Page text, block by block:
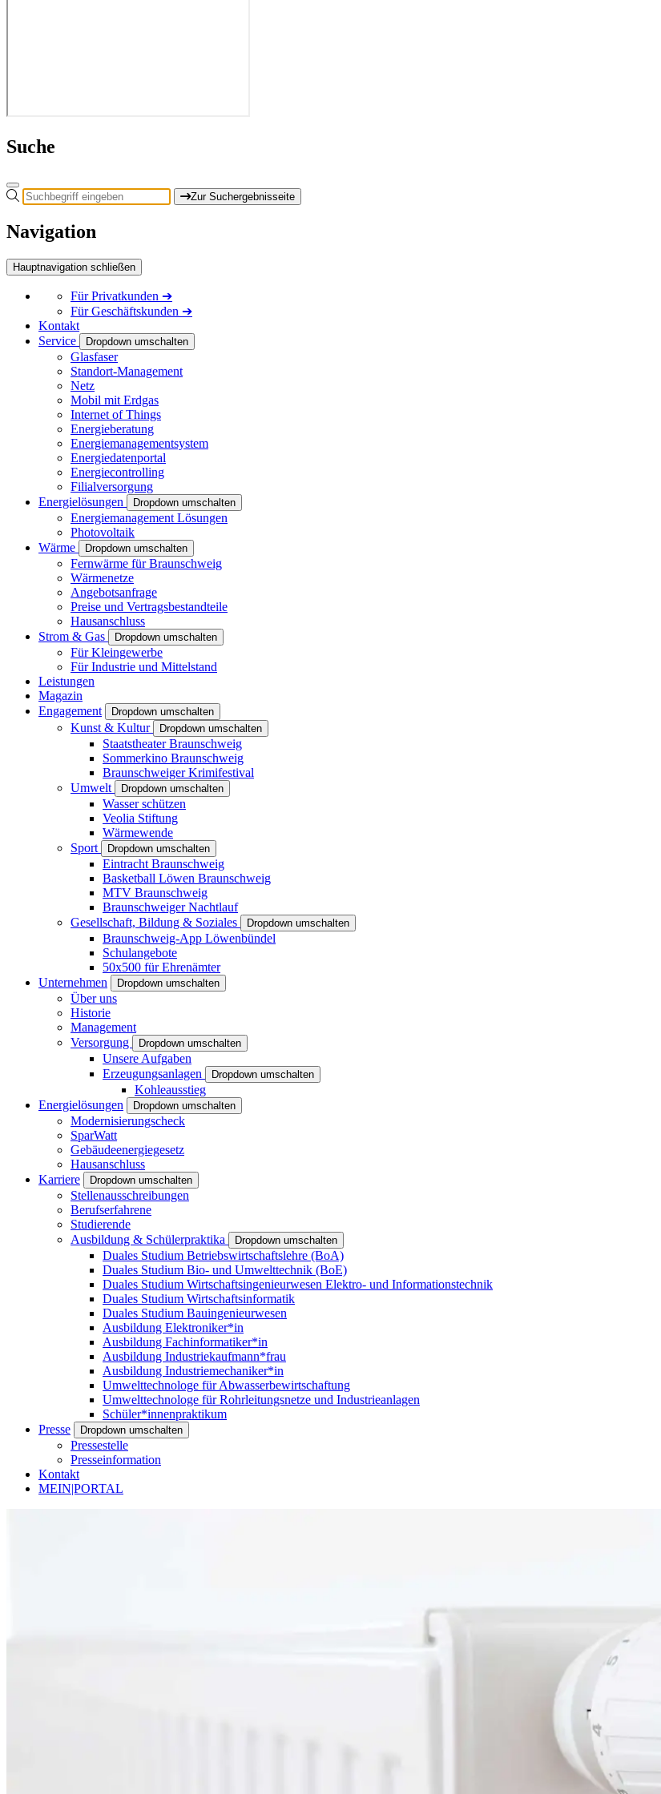
Suche
Zur Suchergebnisseite
Navigation
Hauptnavigation schließen
FürPrivatkunden ➔
FürGeschäftskunden ➔
Kontakt
Service
Dropdown umschalten
Glasfaser
Standort-Management
Netz
Mobil mit Erdgas
Internet of Things
Energieberatung
Energiemanagementsystem
Energiedatenportal
Energiecontrolling
Filialversorgung
Energielösungen
Dropdown umschalten
Energiemanagement Lösungen
Photovoltaik
Wärme
Dropdown umschalten
Fernwärme für Braunschweig
Wärmenetze
Angebotsanfrage
Preise und Vertragsbestandteile
Hausanschluss
Strom & Gas
Dropdown umschalten
Für Kleingewerbe
Für Industrie und Mittelstand
Leistungen
Magazin
Engagement
Dropdown umschalten
Kunst & Kultur Dropdown umschalten
Staatstheater Braunschweig
Sommerkino Braunschweig
Braunschweiger Krimifestival
Umwelt
Dropdown umschalten
Wasser schützen
Veolia Stiftung
Wärmewende
Sport
Dropdown umschalten
Eintracht Braunschweig
Basketball Löwen Braunschweig
MTV Braunschweig
Braunschweiger Nachtlauf
Gesellschaft, Bildung & Soziales
Dropdown umschalten
Braunschweig-App Löwenbündel
Schulangebote
50x500 für Ehrenämter
Unternehmen
Dropdown umschalten
Über uns
Historie
Management
Versorgung
Dropdown umschalten
Unsere Aufgaben
Erzeugungsanlagen
Dropdown umschalten
Kohleausstieg
Energielösungen
Dropdown umschalten
Modernisierungscheck
SparWatt
Gebäudeenergiegesetz
Hausanschluss
Karriere
Dropdown umschalten
Stellenausschreibungen
Berufserfahrene
Studierende
Ausbildung & Schülerpraktika
Dropdown umschalten
Duales Studium Betriebswirtschaftslehre (BoA)
Duales Studium Bio- und Umwelttechnik (BoE)
Duales Studium Wirtschaftsingenieurwesen Elektro- und Informationstechnik
Duales Studium Wirtschaftsinformatik
Duales Studium Bauingenieurwesen
Ausbildung Elektroniker*in
Ausbildung Fachinformatiker*in
Ausbildung Industriekaufmann*frau
Ausbildung Industriemechaniker*in
Umwelttechnologe für Abwasserbewirtschaftung
Umwelttechnologe für Rohrleitungsnetze und Industrieanlagen
Schüler*innenpraktikum
Presse
Dropdown umschalten
Pressestelle
Presseinformation
Kontakt
MEIN|PORTAL